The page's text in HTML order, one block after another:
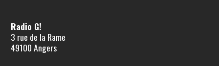
Radio G!
3 rue de la Rame
49100 Angers